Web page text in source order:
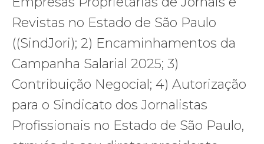
Revistas no Estado de São Paulo
((SindJori); 2) Encaminhamentos da
Campanha Salarial 2025; 3)
Contribuição Negocial; 4) Autorização
para o Sindicato dos Jornalistas
Profissionais no Estado de São Paulo,